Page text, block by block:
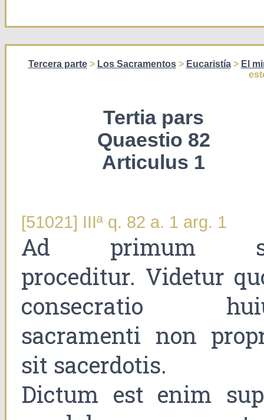
Tercera parte> Los Sacramentos> Eucaristía> El
Tertia pars
Quaestio 82
Articulus 1
[51021] IIIª q. 82 a. 1 arg. 1
Ad primum
proceditur. Videtur
consecratio
sacramenti non
sit sacerdotis.
Dictum est enim